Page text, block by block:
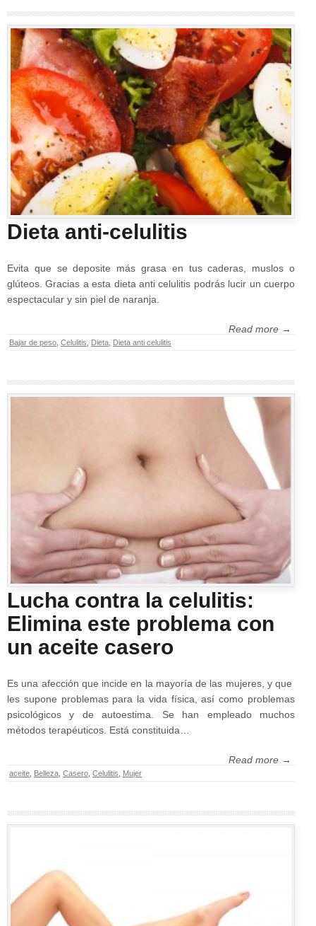
Dieta anti-celulitis
Evita que se deposite más grasa en tus caderas, muslos o
glúteos. Gracias a esta dieta anti celulitis podrás lucir un cuerpo
espectacular y sin piel de naranja.
Read more →
Bajar de peso Celulitis Dieta Dieta anti celulitis
Lucha contra la celulitis:
Elimina este problema con
un aceite casero
Es una afección que incide en la mayoría de las mujeres, y que
les supone problemas para la vida física, así como problemas
psicológicos y de autoestima. Se han empleado muchos
métodos terapéuticos. Está constituida…
Read more →
aceite Belleza Casero Celulitis Mujer